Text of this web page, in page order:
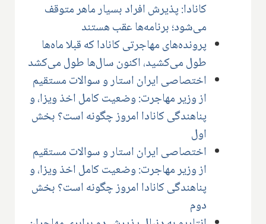
کانادا: پذیرش افراد بسیار ماهر متوقف
می‌شود؛ برنامه‌ها عقب هستند
پرونده‌های مهاجرتی کانادا که قبلا ماه‌ها
طول می‌کشید، اکنون سال‌ها طول می‌کشد
اختصاصی ایران استار و سوالات مستقیم
از وزیر مهاجرت: وضعیت کامل اخذ ویزا، و
پناهندگی کانادا امروز چگونه است؟ بخش
اول
اختصاصی ایران استار و سوالات مستقیم
از وزیر مهاجرت: وضعیت کامل اخذ ویزا، و
پناهندگی کانادا امروز چگونه است؟ بخش
دوم